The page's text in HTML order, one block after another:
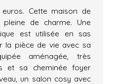
Cette maison de
de charme. Une
est utilisée en sas
la pièce de vie avec sa
aménagée, très
et sa cheminée foyer
un salon cosy avec